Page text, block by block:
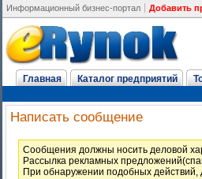
Информационный бизнес-портал Добавить
Главная Каталог предприятий
Написать сообщение
Cообщения должны носить деловой
Рассылка рекламных
При обнаружении подобных действий,